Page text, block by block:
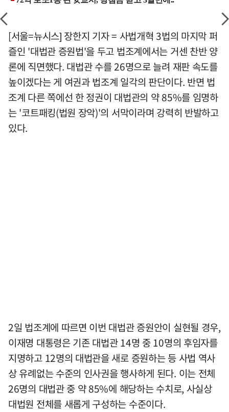
[서울=뉴시스] 장한지 기자 = 사법개혁 3법의 마지막 퍼
즐인 '대법관 증원법'을 두고 법조계에서는 거센 찬반 양
론에 직면했다. 대법관 수를 26명으로 늘려 재판 속도를
높이겠다는 게 여권과 법조계 일각의 판단이다. 반면 법
조계 다른 쪽에선 한 정권이 대법관의 약 85%를 임명하
는 '코트패킹(법원 장악)'의 서막이라며 강력히 반발하고
있다.
2일 법조계에 따르면 이번 대법관 증원안이 실현될 경우,
이재명 대통령은 기존 대법관 14명 중 10명의 후임자를
지명하고 12명의 대법관을 새로 증원하는 등 사법 역사
상 유례없는 수준의 인사권을 행사하게 된다. 이는 전체
26명의 대법관 중 약 85%에 해당하는 수치로, 사실상
대법원 전체를 새롭게 구성하는 수준이다.